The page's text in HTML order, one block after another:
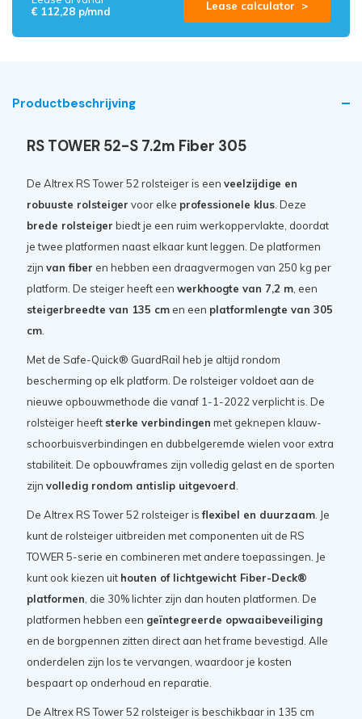
€ 112,28 p/mnd
Lease calculator >
Productbeschrijving
RS TOWER 52-S 7.2m Fiber 305
De Altrex RS Tower 52 rolsteiger is een veelzijdige en
robuuste rolsteiger voor elke professionele klus. Deze
brede rolsteiger biedt je een ruim werkoppervlakte, doordat
je twee platformen naast elkaar kunt leggen. De platformen
zijn van fiber en hebben een draagvermogen van 250 kg per
platform. De steiger heeft een werkhoogte van 7,2 m, een
steigerbreedte van 135 cmen een platformlengte van 305
cm.
Met de Safe-Quick® GuardRail heb je altijd rondom
bescherming op elk platform. De rolsteiger voldoet aan de
nieuwe opbouwmethode die vanaf 1-1-2022 verplicht is. De
rolsteiger heeft sterke verbindingen met geknepen klauw-
schoorbuisverbindingen en dubbelgeremde wielen voor extra
stabiliteit. De opbouwframes zijn volledig gelast en de sporten
zijn volledig rondom antislip uitgevoerd
De Altrex RS Tower 52 rolsteiger isflexibel en duurzaam. Je
kunt de rolsteiger uitbreiden met componenten uit de RS
TOWER 5-serie en combineren met andere toepassingen. Je
kunt ook kiezen uit houten of lichtgewicht Fiber-Deck®
platformen , die 30% lichter zijn dan houten platformen. De
platformen hebben een geïntegreerde opwaaibeveiliging
en de borgpennen zitten direct aan het frame bevestigd. Alle
onderdelen zijn los te vervangen, waardoor je kosten
bespaart op onderhoud en reparatie.
De Altrex RS Tower 52 rolsteiger is beschikbaar in 135 cm